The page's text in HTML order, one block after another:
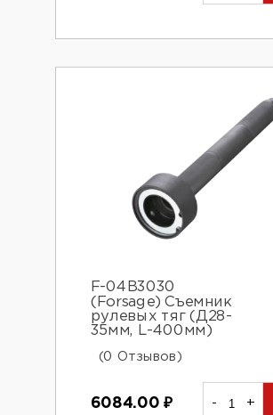
F-04B3030
(Forsage) Съемник
рулевых тяг (Д28-
35мм, L-400мм)
(0 Отзывов)
6084.00₽ - +